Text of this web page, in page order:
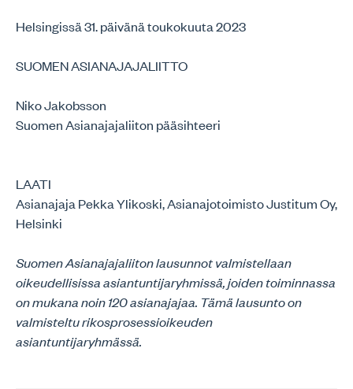
Helsingissä 31. päivänä toukokuuta 2023
SUOMEN ASIANAJAJALIITTO
Niko Jakobsson
Suomen Asianajajaliiton pääsihteeri
LAATI
Asianajaja Pekka Ylikoski, Asianajotoimisto Justitum Oy,
Helsinki
Suomen Asianajajaliiton lausunnot valmistellaan
oikeudellisissa asiantuntijaryhmissä, joiden toiminnassa
on mukana noin 120 asianajajaa. Tämä lausunto on
valmisteltu rikosprosessioikeuden
asiantuntijaryhmässä.